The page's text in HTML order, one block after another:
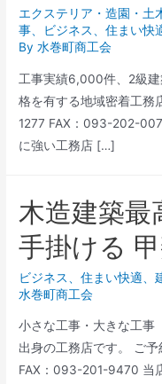
エクステリア・造園・土
事
ビジネス 、住まい快
By水巻町商工会
工事実績6,000件、2級
格を有する地域密着工
1277 FAX：093-202-
に強い工務店 […]
木造建築最
手掛ける
ビジネス 、住まい快適 、
水巻町商工会
小さな工事・大きな工
出身の工務店です。 ご
FAX：093-201-9470 当